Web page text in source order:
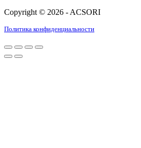
Copyright © 2026 - ACSORI
Политика конфиденциальности